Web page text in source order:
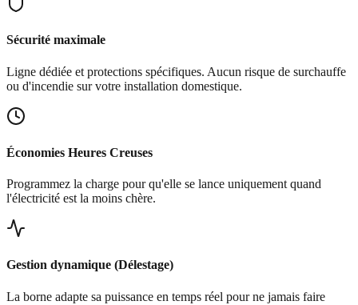
Sécurité maximale
Ligne dédiée et protections spécifiques. Aucun risque de surchauffe
ou d'incendie sur votre installation domestique.
Économies Heures Creuses
Programmez la charge pour qu'elle se lance uniquement quand
l'électricité est la moins chère.
Gestion dynamique (Délestage)
La borne adapte sa puissance en temps réel pour ne jamais faire